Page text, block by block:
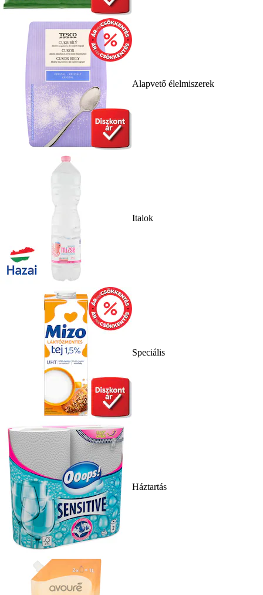
Alapvető élelmiszerek
Italok
Speciális
Háztartás